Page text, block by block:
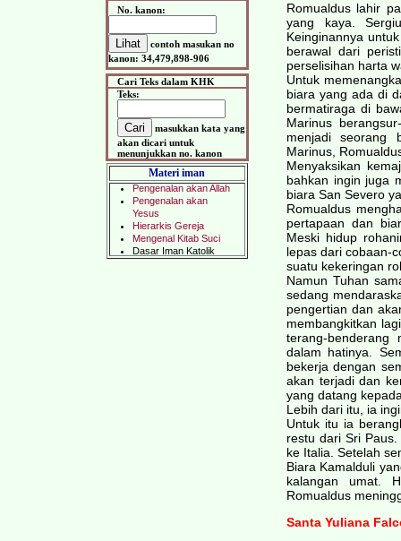
No. kanon:
contoh masukan no
kanon: 34,479,898-906
Cari Teks dalam KHK
Teks:
masukkan kata yang
akan dicari untuk
menunjukkan no. kanon
Materi iman
Romualdus lahir
yang kaya.
Keinginannya
berawal dari
perselisihan harta
Untuk
biara yang ada di
bermatiraga di
Marinus
menjadi seorang
Marinus,
Menyaksikan
bahkan ingin juga
biara San Severo
Romualdus
pertapaan dan
Meski hidup
lepas dari cobaan-
suatu kekeringan
Namun Tuhan
sedang
pengertian dan
membangkitkan
terang-benderang
dalam hatinya.
bekerja dengan
akan terjadi dan
yang datang
Lebih dari itu, ia
Untuk itu ia
restu dari Sri
ke Italia. Setelah
Biara Kamalduli
kalangan umat.
Romualdus
Santa Yuliana